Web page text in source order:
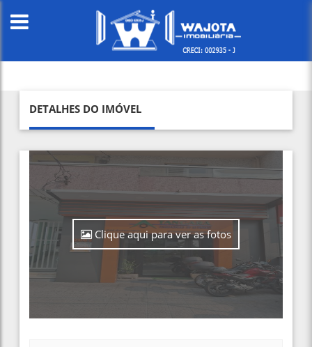
DETALHES DO IMÓVEL
Clique aqui para ver as fotos